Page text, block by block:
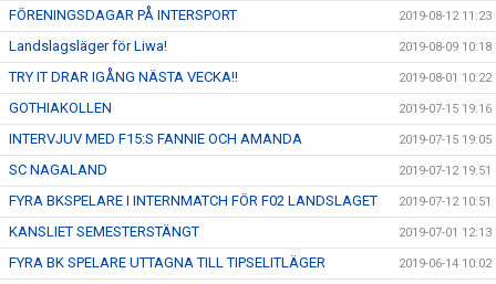
FÖRENINGSDAGAR PÅ INTERSPORT 2019-08-12 11:23
Landslagsläger för Liwa! 2019-08-09 10:18
TRY IT DRAR IGÅNG NÄSTA VECKA!! 2019-08-01 10:22
GOTHIAKOLLEN 2019-07-15 19:16
INTERVJUV MED F15:S FANNIE OCH AMANDA 2019-07-15 19:05
SC NAGALAND 2019-07-12 19:51
FYRA BKSPELARE I INTERNMATCH FÖR F02 LANDSLAGET 2019-07-12 10:51
KANSLIET SEMESTERSTÄNGT 2019-07-01 12:13
FYRA BK SPELARE UTTAGNA TILL TIPSELITLÄGER 2019-06-14 10:02